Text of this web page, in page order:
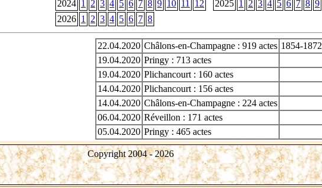
2024 1 2 3 4 5 6 7 8 9 10 11 12 2025 1 2 3 4 5 6 7 8 9
2026 1 2 3 4 5 6 7 8
22.04.2020 Châlons-en-Champagne : 919 actes 1854-1872
19.04.2020 Pringy : 713 actes
19.04.2020 Plichancourt : 160 actes
14.04.2020 Plichancourt : 156 actes
14.04.2020 Châlons-en-Champagne : 224 actes
06.04.2020 Réveillon : 171 actes
05.04.2020 Pringy : 465 actes
Copyright 2004 -2026